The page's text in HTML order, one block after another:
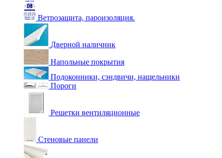
Ветрозащита, пароизоляция.
Дверной наличник
Напольные покрытия
Подоконники, сэндвичи, нащельники
Пороги
Решетки вентиляционные
Стеновые панели